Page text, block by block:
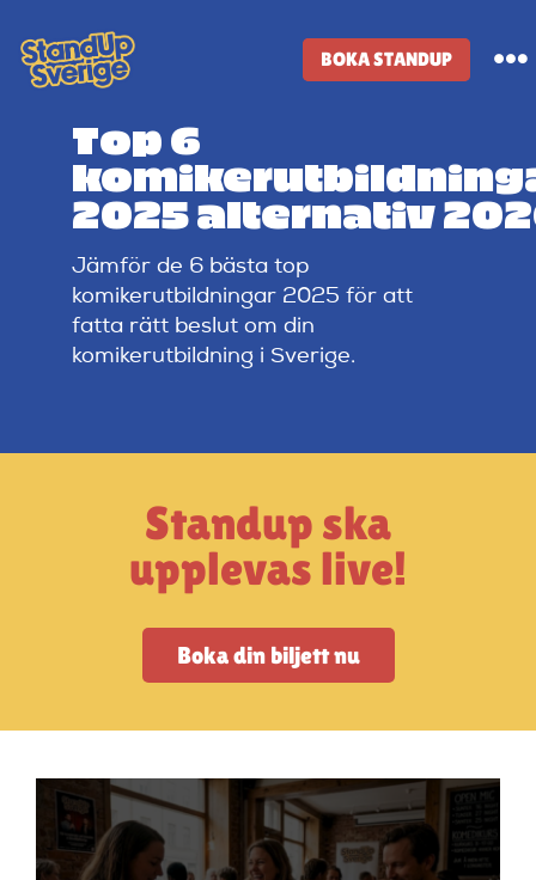
to
content
BOKA STANDUP
Standup-butik
Komiker
Lineup
StandUpSverige PODDEN
Kontakta oss
Vanliga frågor
Top 6
2025 alternativ
Jämför de 6 bästa top
komikerutbildningar 2025 för att
fatta rätt beslut om din
komikerutbildning i Sverige.
Standup ska
upplevas live!
Boka din biljett nu